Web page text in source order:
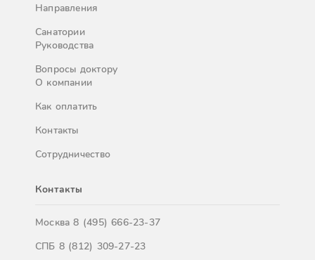
Направления
Санатории
Руководства
Вопросы доктору
О компании
Как оплатить
Контакты
Сотрудничество
Контакты
Москва8 (495) 666-23-37
СПБ 8 (812) 309-27-23